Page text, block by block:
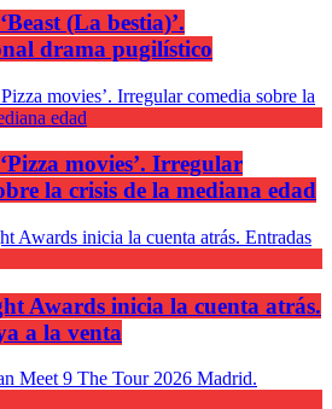
(La bestia)’.
drama pugilístico
movies’. Irregular
la crisis de la mediana edad
Awards inicia la cuenta atrás.
a la venta